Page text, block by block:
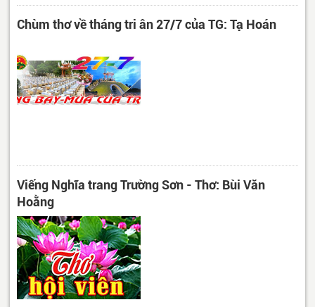
Chùm thơ về tháng tri ân 27/7 của TG: Tạ Hoán
Viếng Nghĩa trang Trường Sơn - Thơ: Bùi Văn
Hoằng